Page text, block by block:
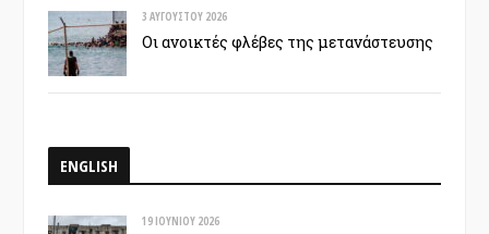
3 ΑΥΓΟΎΣΤΟΥ 2026
Οι ανοικτές φλέβες της μετανάστευσης
ENGLISH
19 ΙΟΥΝΊΟΥ 2026